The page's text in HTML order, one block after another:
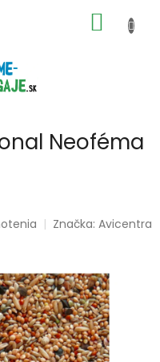
KOŠÍK
Neoféma
Značka: Avicentra